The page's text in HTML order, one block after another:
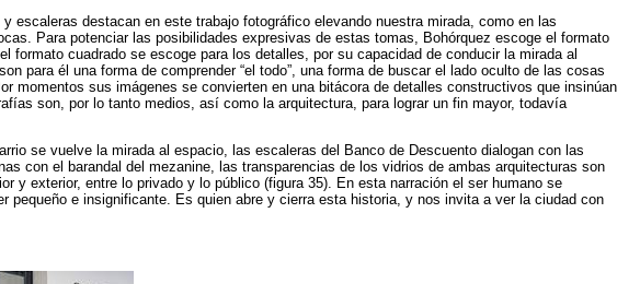
escaleras destacan en este trabajo fotográfico elevando nuestra mirada, como en las
Para potenciar las posibilidades expresivas de estas tomas, Bohórquez escoge el formato
formato cuadrado se escoge para los detalles, por su capacidad de conducir la mirada al
para él una forma de comprender “el todo”, una forma de buscar el lado oculto de las cosas
momentos sus imágenes se convierten en una bitácora de detalles constructivos que insinúan
son, por lo tanto medios, así como la arquitectura, para lograr un fin mayor, todavía
se vuelve la mirada al espacio, las escaleras del Banco de Descuento dialogan con las
con el barandal del mezanine, las transparencias de los vidrios de ambas arquitecturas son
y exterior, entre lo privado y lo público (figura 35). En esta narración el ser humano se
pequeño e insignificante. Es quien abre y cierra esta historia, y nos invita a ver la ciudad con